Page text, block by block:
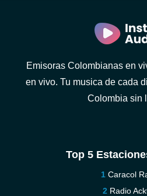
Emisoras Colombianas en
en vivo. Tu musica de cada
Colombia sin
Top 5
Caracol
Radio